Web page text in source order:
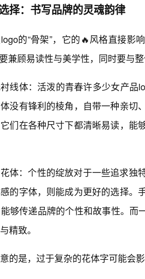
择：书写品牌的灵魂韵律
的“骨架”，它的🔥风格直接影
兼顾易读性与美学性，同时要与整
线体：活泼的青春许多少女产品
没有锋利的棱角，自带一种亲切
们在各种尺寸下都清晰易读，能
体：个性的绽放对于一些追求独
的字体，则能成为更好的选择。
够传递品牌的个性和故事性。而
精致。
的是，过于复杂的花体字可能会